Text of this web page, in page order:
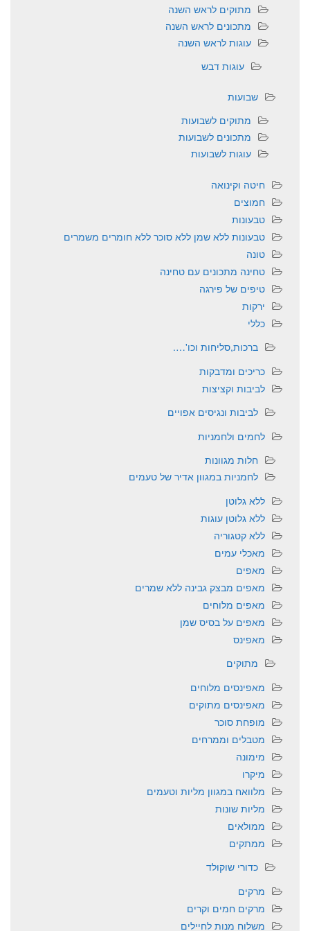
מתוקים לראש השנה
מתכונים לראש השנה
עוגות לראש השנה
עוגות דבש
שבועות
מתוקים לשבועות
מתכונים לשבועות
עוגות לשבועות
חיטה וקינואה
חמוצים
טבעונות
טבעונות ללא שמן ללא סוכר ללא חומרים משמרים
טונה
טחינה מתכונים עם טחינה
טיפים של פירגה
ירקות
כללי
ברכות,סליחות וכו'….
כריכים ומדבקות
לביבות וקציצות
לביבות ונגיסים אפויים
לחמים ולחמניות
חלות מגוונות
לחמניות במגוון אדיר של טעמים
ללא גלוטן
ללא גלוטן עוגות
ללא קטגוריה
מאכלי עמים
מאפים
מאפים מבצק גבינה ללא שמרים
מאפים מלוחים
מאפים על בסיס שמן
מאפינס
מתוקים
מאפינסים מלוחים
מאפינסים מתוקים
מופחת סוכר
מטבלים וממרחים
מימונה
מיקרו
מלוואח במגוון מליות וטעמים
מליות שונות
ממולאים
ממתקים
כדורי שוקולד
מרקים
מרקים חמים וקרים
משלוח מנות לחיילים